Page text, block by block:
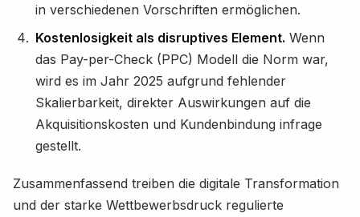
in verschiedenen Vorschriften ermöglichen.
Kostenlosigkeit als disruptives Element. Wenn
das Pay-per-Check (PPC) Modell die Norm war,
wird es im Jahr 2025 aufgrund fehlender
Skalierbarkeit, direkter Auswirkungen auf die
Akquisitionskosten und Kundenbindung infrage
gestellt.
Zusammenfassend treiben die digitale Transformation
und der starke Wettbewerbsdruck regulierte